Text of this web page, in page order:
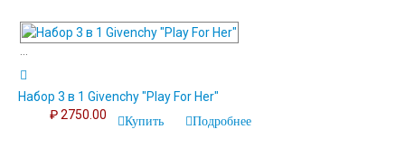
...
Набор 3 в 1 Givenchy "Play For Her"
₽ 2750.00
Купить Подробнее